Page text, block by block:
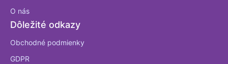
O nás
Dôležité odkazy
Obchodné podmienky
GDPR